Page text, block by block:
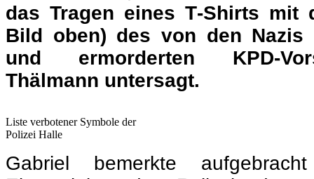
Liste verbotener Symbole der
Polizei Halle
Gabriel bemerkte
Einsatzleiter der Polizei,
ausgerechnet an dessen
und in Anbetracht seiner
nachvollziehen könne.